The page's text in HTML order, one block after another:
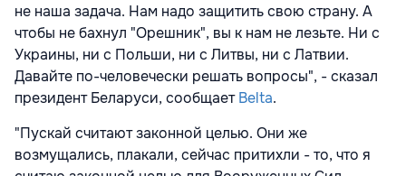
не наша задача. Нам надо защитить свою страну. А
чтобы не бахнул "Орешник", вы к нам не лезьте. Ни с
Украины, ни с Польши, ни с Литвы, ни с Латвии.
Давайте по-человечески решать вопросы", - сказал
президент Беларуси, сообщаетBelta.
"Пускай считают законной целью. Они же
возмущались, плакали, сейчас притихли - то, что я